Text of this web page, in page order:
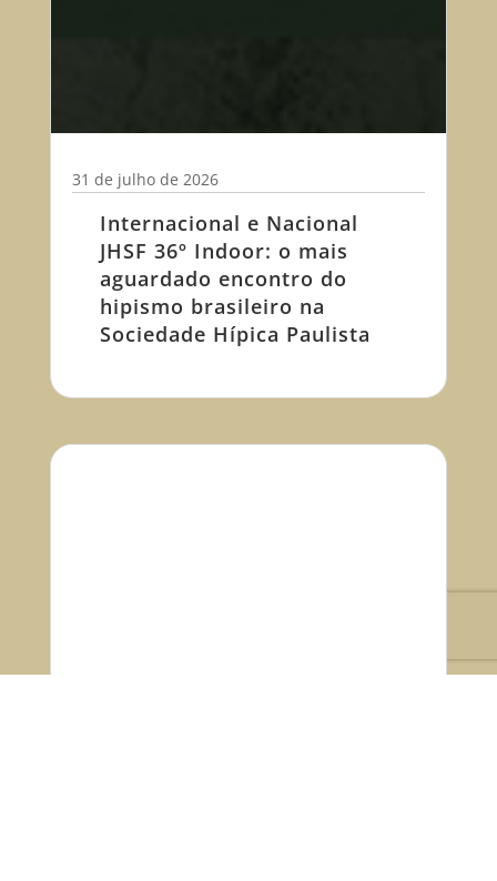
Internacional e Nacional
JHSF 36º Indoor: o mais
aguardado encontro do
hipismo brasileiro na
Sociedade Hípica Paulista
31 de julho de 2026